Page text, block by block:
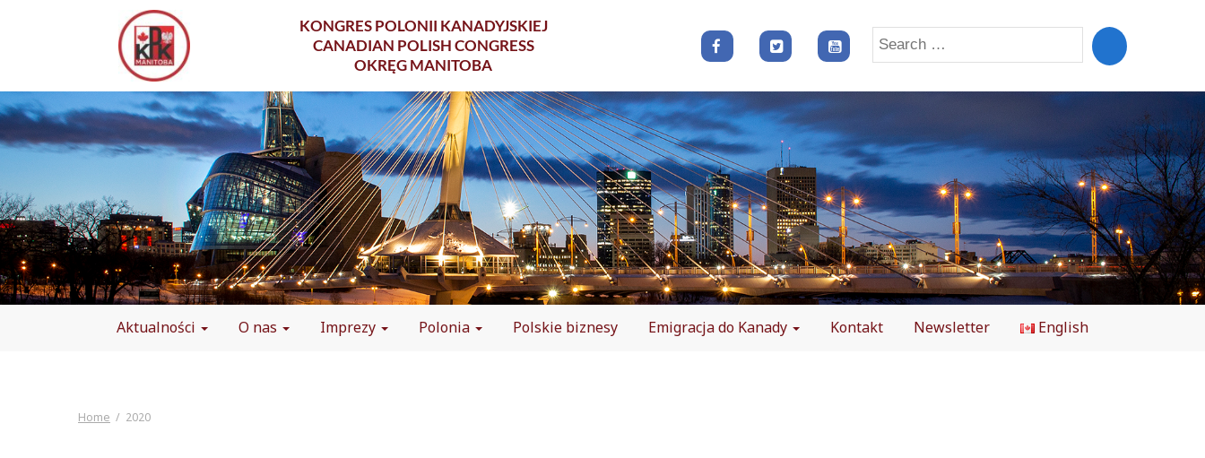
KONGRES POLONII KANADYJSKIEJ
CANADIAN POLISH CONGRESS
OKRĘG MANITOBA
Search
for:
Aktualności O nas Imprezy Polonia Polskie biznesy Emigracja do Kanady Kontakt Newsletter English
Home 2020